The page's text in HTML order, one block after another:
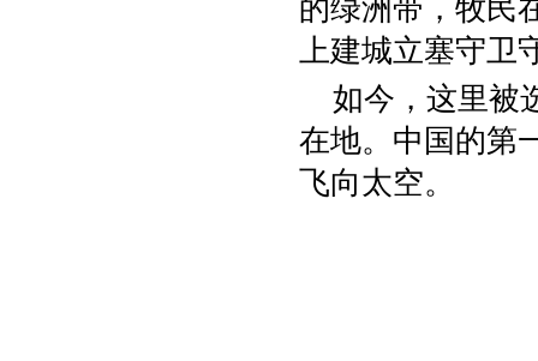
的绿洲带，牧民
上建城立塞守卫
如今，这里被
在地。中国的第
飞向太空。